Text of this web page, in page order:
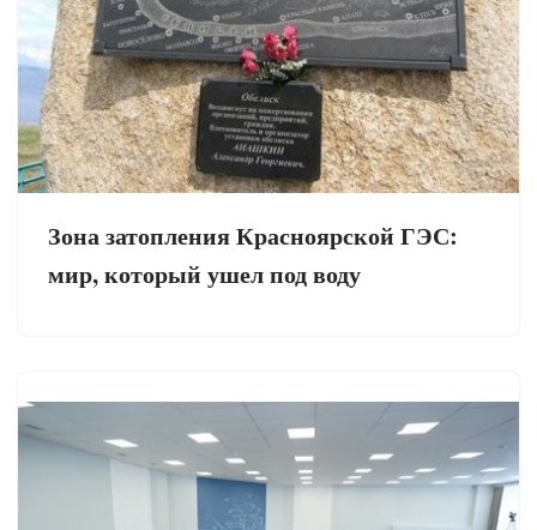
Зона затопления Красноярской ГЭС:
мир, который ушел под воду